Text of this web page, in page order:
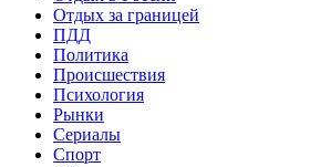
Отдых за границей
ПДД
Политика
Происшествия
Психология
Рынки
Сериалы
Спорт